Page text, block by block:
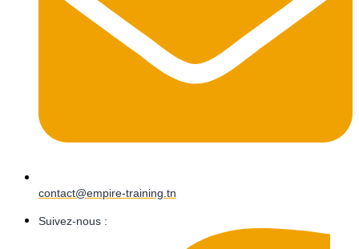
contact@empire-training.tn
Suivez-nous :